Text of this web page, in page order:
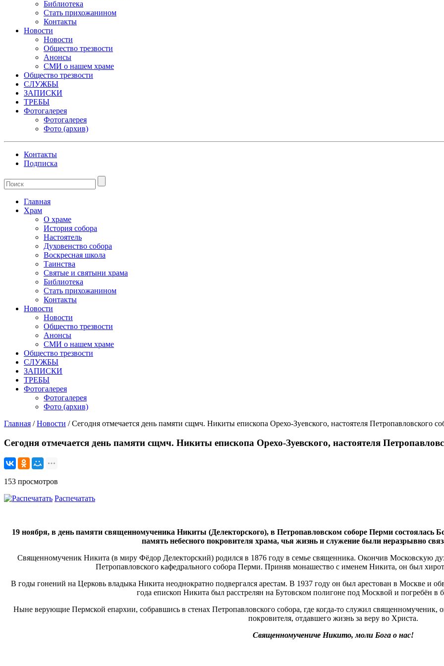
Библиотека
Стать прихожанином
Контакты
Новости
Новости
Общество трезвости
Анонсы
СМИ о нашем храме
Общество трезвости
СЛУЖБЫ
ЗАПИСКИ
ТРЕБЫ
Фотогалерея
Фотогалерея
Фото (архив)
Контакты
Подписка
Главная
Храм
О храме
История собора
Настоятель
Духовенство собора
Воскресная школа
Таинства
Святые и святыни храма
Библиотека
Стать прихожанином
Контакты
Новости
Новости
Общество трезвости
Анонсы
СМИ о нашем храме
Общество трезвости
СЛУЖБЫ
ЗАПИСКИ
ТРЕБЫ
Фотогалерея
Фотогалерея
Фото (архив)
Главная /Новости / Сегодня отмечается день памяти сщмч. Никиты епископа Орехо-Зуевского, настоятеля Петропавловского
Сегодня отмечается день памяти сщмч. Никиты епископа Орехо-Зуевского, настоятеля
153 просмотров
Распечатать
19 ноября, в день памяти священномученика Никиты (Делекторского), в Петропавловском соборе Перми состоялась
память небесного покровителя храма, чья жизнь и служение были неразрывно
Священномученик Никита (в миру Фёдор Делекторский) родился в 1876 году в семье священника. Окончив Московскую
Петропавловского кафедрального собора Перми. Приняв монашество с именем Никита, он был
В годы гонений на Церковь владыка Никита неоднократно подвергался арестам. В 1937 году он был арестован в Москве и
года епископ Никита был расстрелян на Бутовском полигоне под Москвой и погребён в
Ныне верующие Пермской епархии, собравшись в стенах Петропавловского собора, где когда-то служил священномученик,
покровителя, отдавшего жизнь за веру во Христа.
Священномучениче Никито, моли Бога о нас!